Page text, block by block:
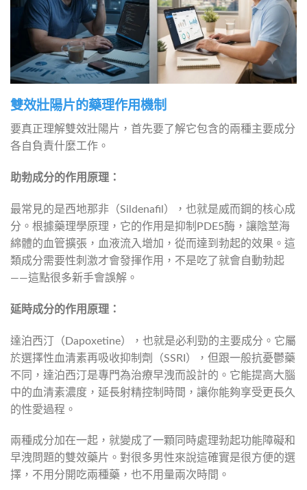
雙效壯陽片的藥理作用機制
要真正理解雙效壯陽片，首先要了解它包含的兩種主要成分
各自負責什麼工作。
助勃成分的作用原理：
最常見的是西地那非（Sildenafil），也就是威而鋼的核心成
分。根據藥理學原理，它的作用是抑制PDE5酶，讓陰莖海
綿體的血管擴張，血液流入增加，從而達到勃起的效果。這
類成分需要性刺激才會發揮作用，不是吃了就會自動勃起
——這點很多新手會誤解。
延時成分的作用原理：
達泊西汀（Dapoxetine），也就是必利勁的主要成分。它屬
於選擇性血清素再吸收抑制劑（SSRI），但跟一般抗憂鬱藥
不同，達泊西汀是專門為治療早洩而設計的。它能提高大腦
中的血清素濃度，延長射精控制時間，讓你能夠享受更長久
的性愛過程。
兩種成分加在一起，就變成了一顆同時處理勃起功能障礙和
早洩問題的雙效藥片。對很多男性來說這確實是很方便的選
擇，不用分開吃兩種藥，也不用量兩次時間。